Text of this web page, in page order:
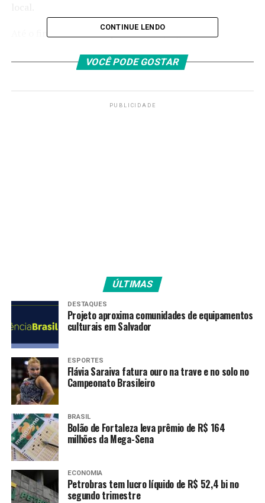
Até o final da noite de quarta-feira (13), foram
avaliar danos e riscos. Destes,86 imóveis foram liberados
e estão interditados.
(Seesp) divulgou nota pública de pesar pela explosão no
Jaguaré, repudiando o desmonte técnico do
A entidade classificou o caso como uma tragédia que
exige apuração rigorosa, além de “revisão urgente de
políticas de gestão que colocam em risco a segurança
dos trabalhadores, a integridade das operações e o
interesse público”.
Saiba mais no Repórter Brasil Tarde, da TV Brasil
CONTINUE LENDO
VOCÊ PODE GOSTAR
PUBLICIDADE
ÚLTIMAS
DESTAQUES
Projeto aproxima comunidades de equipamentos
culturais em Salvador
ESPORTES
Flávia Saraiva fatura ouro na trave e no solo no
Campeonato Brasileiro
BRASIL
Bolão de Fortaleza leva prêmio de R$ 164
milhões da Mega-Sena
ECONOMIA
Petrobras tem lucro líquido de R$ 52,4 bi no
segundo trimestre